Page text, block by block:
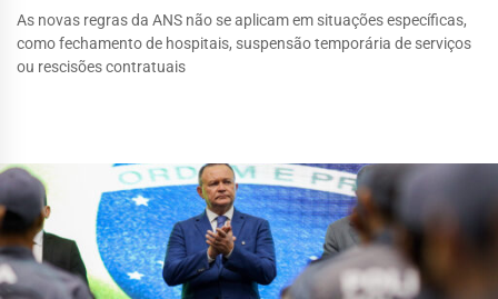
As novas regras da ANS não se aplicam em situações específicas,
como fechamento de hospitais, suspensão temporária de serviços
ou rescisões contratuais